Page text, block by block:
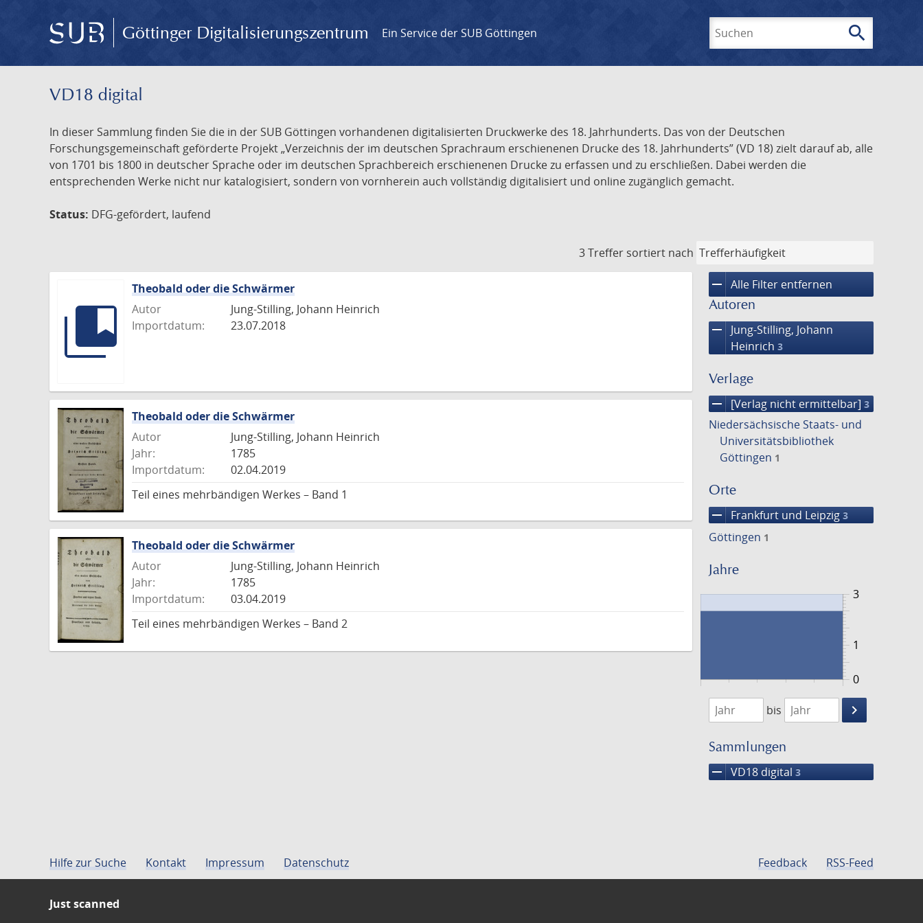
Göttinger Digitalisierungszentrum Ein Service der SUB Göttingen search
VD18 digital
In dieser Sammlung finden Sie die in der SUB Göttingen vorhandenen digitalisierten Druckwerke des 18. Jahrhunderts. Das von der Deutschen
Forschungsgemeinschaft geförderte Projekt „Verzeichnis der im deutschen Sprachraum erschienenen Drucke des 18. Jahrhunderts” (VD 18) zielt darauf ab, alle
von 1701 bis 1800 in deutscher Sprache oder im deutschen Sprachbereich erschienenen Drucke zu erfassen und zu erschließen. Dabei werden die
entsprechenden Werke nicht nur katalogisiert, sondern von vornherein auch vollständig digitalisiert und online zugänglich gemacht.
Status: DFG-gefördert, laufend
3 Treffer sortiert nach
remove Alle Filter entfernen
Autoren
remove
Jung-Stilling, Johann
Heinrich 3
Verlage
remove [Verlag nicht ermittelbar] 3
Niedersächsische Staats- und
Universitätsbibliothek
Göttingen 1
Orte
remove Frankfurt und Leipzig 3
Göttingen 1
Jahre
0
3
1
1785
1786
bis
keyboard_arrow_right
Suche
Sammlungen
remove VD18 digital 3
Theobald oder die Schwärmer
Autor
Jung-Stilling, Johann Heinrich
Importdatum:
23.07.2018
Theobald oder die Schwärmer
Autor
Jung-Stilling, Johann Heinrich
Jahr:
1785
Importdatum:
02.04.2019
Teil eines mehrbändigen Werkes – Band 1
Theobald oder die Schwärmer
Autor
Jung-Stilling, Johann Heinrich
Jahr:
1785
Importdatum:
03.04.2019
Teil eines mehrbändigen Werkes – Band 2
Hilfe zur Suche Kontakt Impressum Datenschutz Feedback RSS-Feed
Just scanned